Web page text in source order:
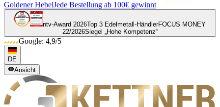
Goldener HebelJede Bestellung ab 100€ gewinnt
ntv-Award 2026Top 3 Edelmetall-HändlerFOCUS MONEY
22/2026Siegel „Hohe Kompetenz“
Google: 4,9/5
DE
Ansicht